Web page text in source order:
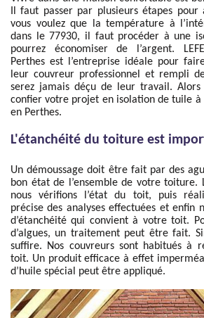
Il faut passer par plusieurs étapes
vous voulez que la température à
dans le 77930, il faut procéder à une
pourrez économiser de l’argent.
Perthes est l’entreprise idéale pour
leur couvreur professionnel et rempli
serez jamais déçu de leur travail. Alors
confier votre projet en isolation de tuile à
en Perthes.
L'étanchéité du toiture est
Un démoussage doit être fait par des
bon état de l’ensemble de votre toiture.
nous vérifions l’état du toit, puis
précise des analyses effectuées et enfin
d’étanchéité qui convient à votre toit.
d’algues, un traitement peut être fait.
suffire. Nos couvreurs sont habitués à
toit. Un produit efficace à effet
d’huile spécial peut être appliqué.